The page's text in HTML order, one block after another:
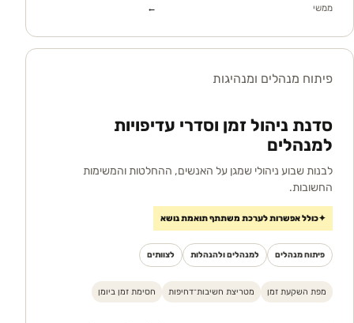
ממשי
←
פיתוח מנהלים ומנהיגות
סדנת ניהול זמן וסדרי עדיפויות
למנהלים
לבנות שבוע ניהולי שמגן על האנשים, ההחלטות והמשימות
החשובות.
✦כולל אפשרות לערכת משתתף תואמת נושא
פיתוח מנהלים למנהלים ולהנהלות לצוותים
מפת השקעת זמן מטריצת חשיבות־דחיפות חסימת זמן ביומן